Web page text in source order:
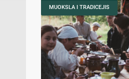
MUOKSLA I TRADICEJIS